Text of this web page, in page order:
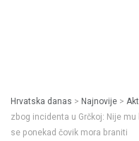
Hrvatska danas > Najnovije >
zbog incidenta u Grčkoj: Nije
se ponekad čovik mora braniti